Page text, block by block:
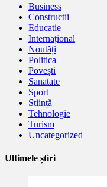
Business
Constructii
Educatie
Internațional
Noutăți
Politica
Povești
Sanatate
Sport
Stiință
Tehnologie
Turism
Uncategorized
Ultimele știri